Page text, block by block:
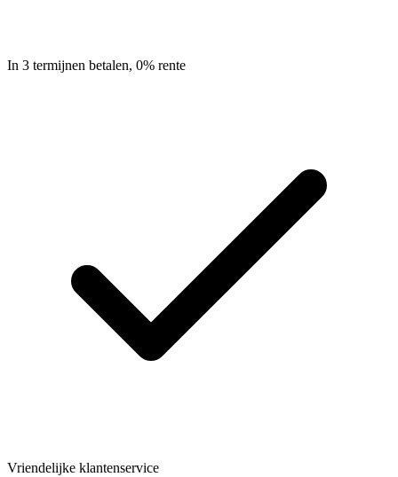
In 3 termijnen betalen, 0% rente
Vriendelijke klantenservice